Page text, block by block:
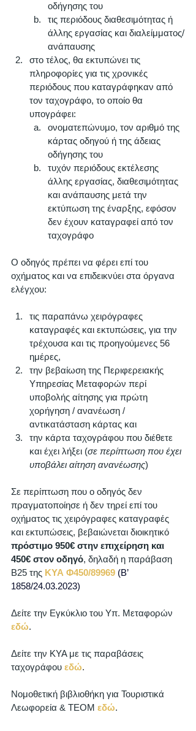
οδήγησης του
τις περιόδους διαθεσιμότητας ή
άλλης εργασίας και διαλείμματος/
ανάπαυσης
στο τέλος, θα εκτυπώνει τις
πληροφορίες για τις χρονικές
περιόδους που καταγράφηκαν από
τον ταχογράφο, το οποίο θα
υπογράφει:
ονοματεπώνυμο, τον αριθμό της
κάρτας οδηγού ή της άδειας
οδήγησης του
τυχόν περιόδους εκτέλεσης
άλλης εργασίας, διαθεσιμότητας
και ανάπαυσης μετά την
εκτύπωση της έναρξης, εφόσον
δεν έχουν καταγραφεί από τον
ταχογράφο
Ο οδηγός πρέπει να φέρει επί του
οχήματος και να επιδεικνύει στα όργανα
ελέγχου:
τις παραπάνω χειρόγραφες
καταγραφές και εκτυπώσεις, για την
τρέχουσα και τις προηγούμενες 56
ημέρες,
την βεβαίωση της Περιφερειακής
Υπηρεσίας Μεταφορών περί
υποβολής αίτησης για πρώτη
χορήγηση / ανανέωση /
αντικατάσταση κάρτας και
την κάρτα ταχογράφου που διέθετε
και έχει λήξει (σε περίπτωση που έχει
υποβάλει αίτηση ανανέωσης)
Σε περίπτωση που ο οδηγός δεν
πραγματοποίησε ή δεν τηρεί επί του
οχήματος τις χειρόγραφες καταγραφές
και εκτυπώσεις, βεβαιώνεται διοικητικό
πρόστιμο 950€ στην επιχείρηση και
450€ στον οδηγό, δηλαδή η παράβαση
Β25 της ΚΥΑ Φ450/89969 (B’
1858/24.03.2023)
Δείτε την Εγκύκλιο του Υπ. Μεταφορών
εδώ.
Δείτε την ΚΥΑ με τις παραβάσεις
ταχογράφου εδώ.
Νομοθετική βιβλιοθήκη για Τουριστικά
Λεωφορεία & ΤΕΟΜ εδώ.